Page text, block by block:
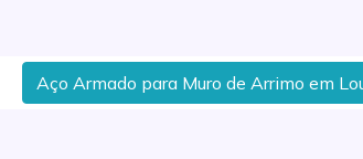
Aço Armado para Muro de Arrimo em Louveira